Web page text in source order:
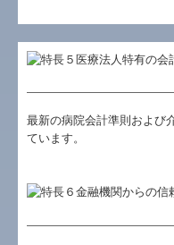
最新の病院会計準則および
ています。